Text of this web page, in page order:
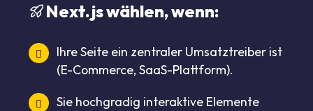
Next.js wählen, wenn:
Ihre Seite ein zentraler Umsatztreiber ist
(E-Commerce, SaaS-Plattform).
Sie hochgradig interaktive Elemente